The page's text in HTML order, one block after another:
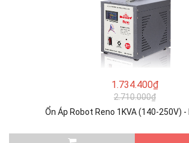
1.734.400₫
2.710.000₫
Ổn Áp Robot Reno 1KVA (140-250V) -